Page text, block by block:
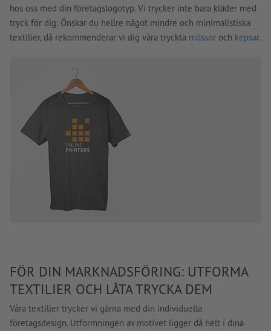
hos oss med din företagslogotyp. Vi trycker inte bara kläder med
tryck för dig: Önskar du hellre något mindre och minimalistiska
textilier, då rekommenderar vi dig våra tryckta mössor och kepsar.
FÖR DIN MARKNADSFÖRING: UTFORMA
TEXTILIER OCH LÅTA TRYCKA DEM
Våra textilier trycker vi gärna med din individuella
företagsdesign. Utformningen av motivet ligger då helt i dina